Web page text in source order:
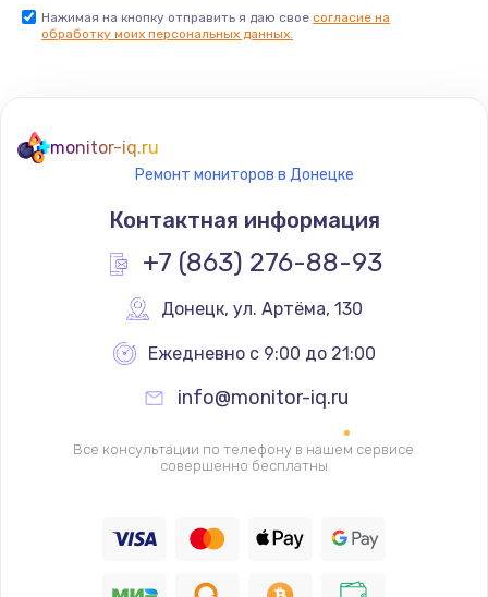
Заказать
Замена голосового динамика
490 руб.
Заказать
Замена основной камеры
1190 руб.
Замена материнской платы
1330 руб.
Нажимая на кнопку отправить я даю свое согласие на
обработку моих персональных данных.
monitor-iq.ru
Ремонт мониторов в Донецке
Контактная информация
+7 (863) 276-88-93
Донецк, ул. Артёма, 130
Ежедневно с 9:00 до 21:00
info@monitor-iq.ru
Все консультации по телефону в нашем сервисе
совершенно бесплатны